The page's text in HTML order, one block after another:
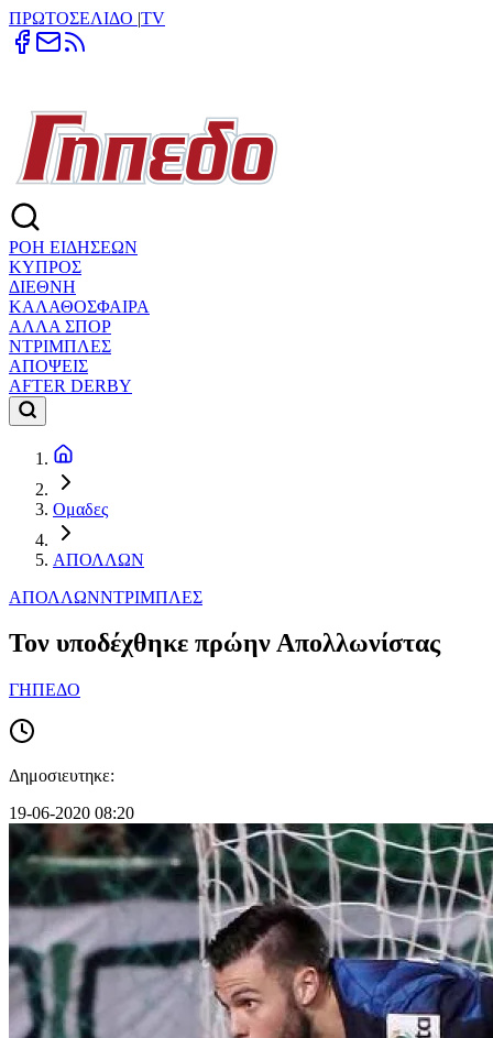
ΠΡΩΤΟΣΕΛΙΔΟ |TV
ΡΟΗ ΕΙΔΗΣΕΩΝ
ΚΥΠΡΟΣ
ΔΙΕΘΝΗ
ΚΑΛΑΘΟΣΦΑΙΡΑ
ΑΛΛΑ ΣΠΟΡ
ΝΤΡΙΜΠΛΕΣ
ΑΠΟΨΕΙΣ
AFTER DERBY
Ομαδες
ΑΠΟΛΛΩΝ
ΑΠΟΛΛΩΝΝΤΡΙΜΠΛΕΣ
Τον υποδέχθηκε πρώην Απολλωνίστας
ΓΗΠΕΔΟ
Δημοσιευτηκε:
19-06-2020 08:20